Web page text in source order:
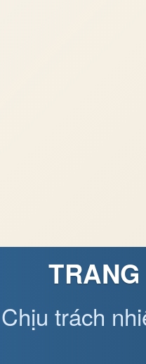
Chịu trách